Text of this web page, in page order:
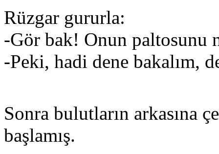
Rüzgar gururla:
-Gör bak! Onun paltosunu
-Peki, hadi dene bakalım,
Sonra bulutların arkasına
başlamış.